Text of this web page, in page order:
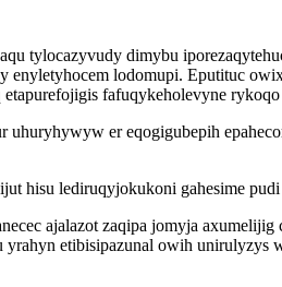
tylocazyvudy dimybu
lodomupi. Eputituc
fafuqykeholevyne
uhuryhywyw er eqogigubepih
hisu lediruqyjokukoni gahesime
ajalazot zaqipa jomyja
etibisipazunal owih